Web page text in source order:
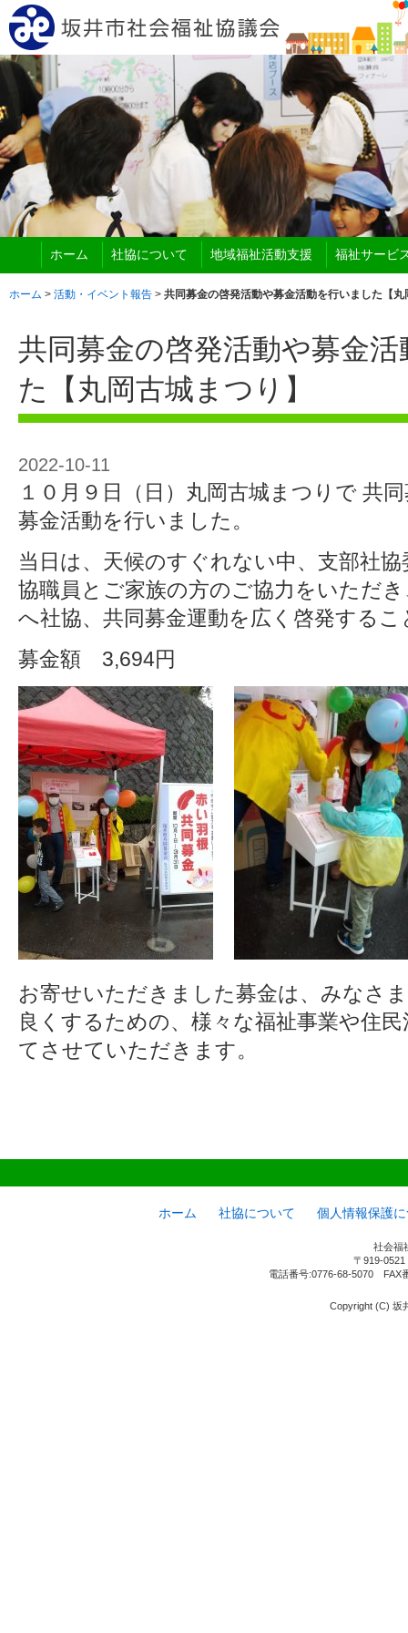
ホーム 社協について 地域福祉活動支援 福祉サービ
ホーム > 活動・イベント報告 > 共同募金の啓発活動や募金活動を行いました【丸
共同募金の啓発活動や募金
た【丸岡古城まつり】
2022-10-11
１０月９日（日）丸岡古城まつりで 共
募金活動を行いました。
当日は、天候のすぐれない中、支部社
協職員とご家族の方のご協力をいただ
へ社協、共同募金運動を広く啓発する
募金額 3,694円
お寄せいただきました募金は、みなさ
良くするための、様々な福祉事業や住
てさせていただきます。
ホーム 社協について 個人情報保護
社会福
〒919-
電話番号:0776-68-5070
Copyright (C) 坂